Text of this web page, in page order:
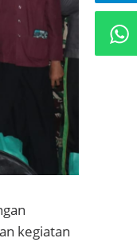
kegiatan